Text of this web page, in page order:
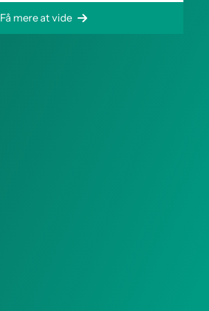
Få mere at vide